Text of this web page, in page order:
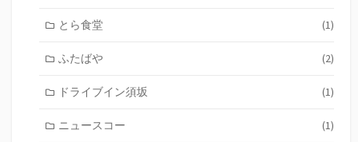
とら食堂 (1)
ふたばや (2)
ドライブイン須坂 (1)
ニュースコー (1)